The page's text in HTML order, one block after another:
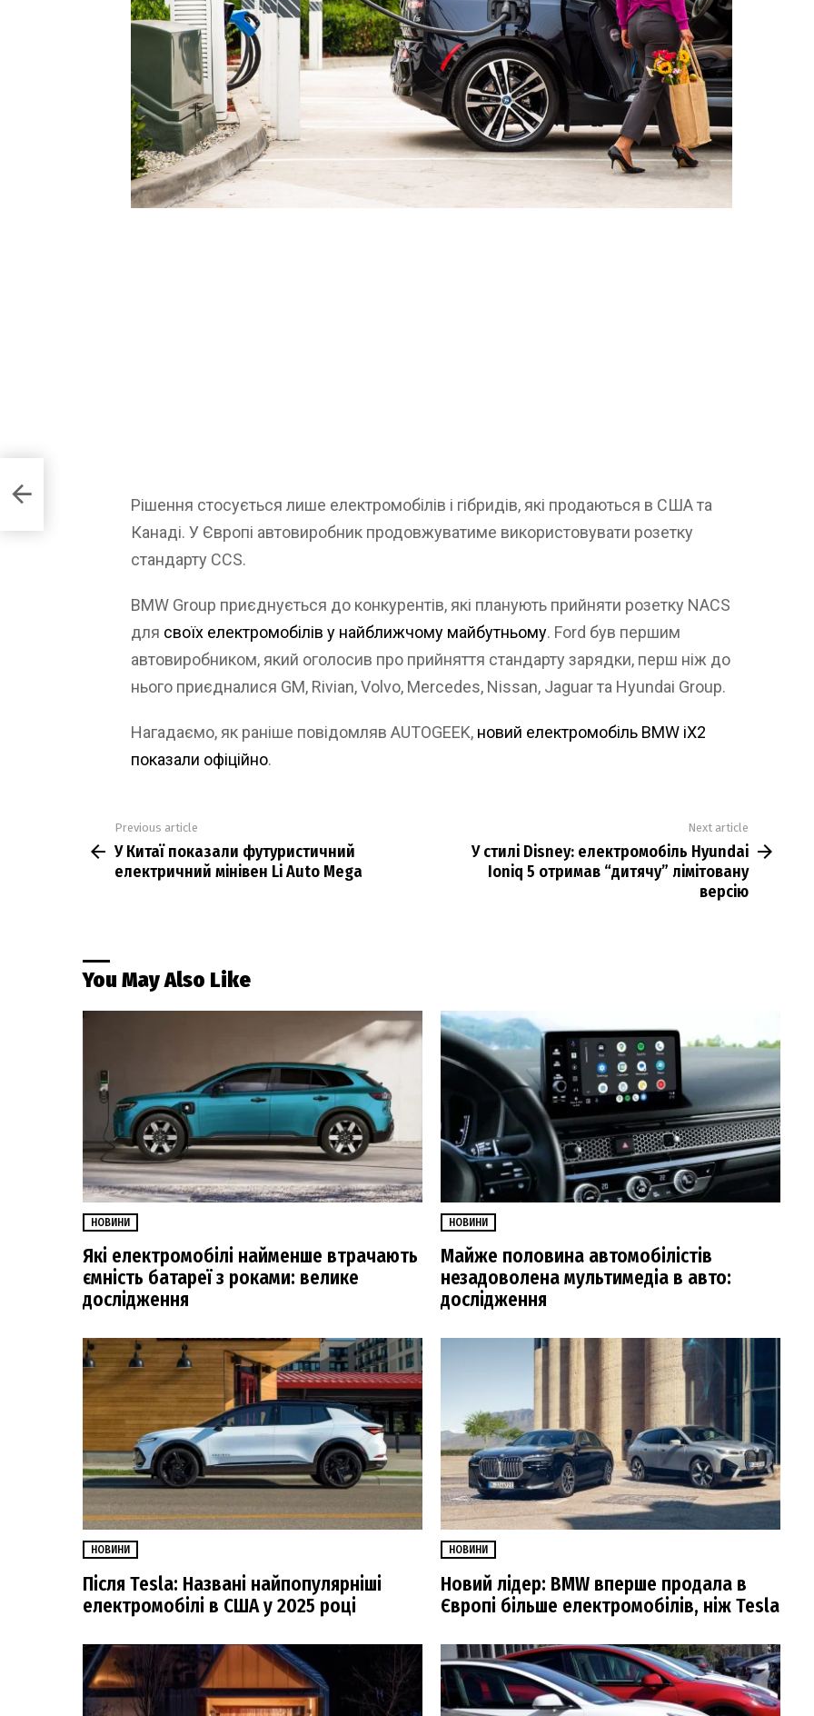
Рішення стосується лише електромобілів і гібридів, які продаються в США та
Канаді. У Європі автовиробник продовжуватиме використовувати розетку
стандарту CCS.
BMW Group приєднується до конкурентів, які планують прийняти розетку NACS
для своїх електромобілів у найближчому майбутньому. Ford був першим
автовиробником, який оголосив про прийняття стандарту зарядки, перш ніж до
нього приєдналися GM, Rivian, Volvo, Mercedes, Nissan, Jaguar та Hyundai Group.
Нагадаємо, як раніше повідомляв AUTOGEEK, новий електромобіль BMW iX2
показали офіційно.
more
Previous article
У Китаї показали футуристичний
електричний мінівен Li Auto Mega
Next article
У стилі Disney: електромобіль Hyundai
Ioniq 5 отримав “дитячу” лімітовану
версію
You May Also Like
НОВИНИ
Які електромобілі найменше втрачають
ємність батареї з роками: велике
дослідження
НОВИНИ
Майже половина автомобілістів
незадоволена мультимедіа в авто:
дослідження
НОВИНИ
Після Tesla: Названі найпопулярніші
електромобілі в США у 2025 році
НОВИНИ
Новий лідер: BMW вперше продала в
Європі більше електромобілів, ніж Tesla